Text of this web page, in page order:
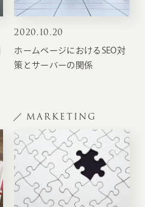
2020.10.20
ホームページにおけるSEO対
策とサーバーの関係
MARKETING